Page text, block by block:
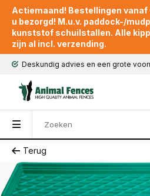
Actiemaand! Bestellingen
u bezorgd! M.u.v. paddock-/
kunststof schuilstallen. Alle
zijn al incl. verzending.
Deskundig advies en een grote
Terug